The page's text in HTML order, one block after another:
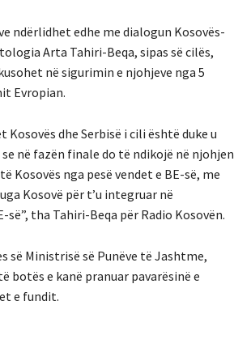
ndërlidhet edhe me dialogun Kosovës-
Arta Tahiri-Beqa, sipas së cilës,
në sigurimin e njohjeve nga 5
Evropian.
Kosovës dhe Serbisë i cili është duke u
në fazën finale do të ndikojë në njohjen
Kosovës nga pesë vendet e BE-së, me
Kosovë për t’u integruar në
tha Tahiri-Beqa për Radio Kosovën.
së Ministrisë së Punëve të Jashtme,
botës e kanë pranuar pavarësinë e
e fundit.